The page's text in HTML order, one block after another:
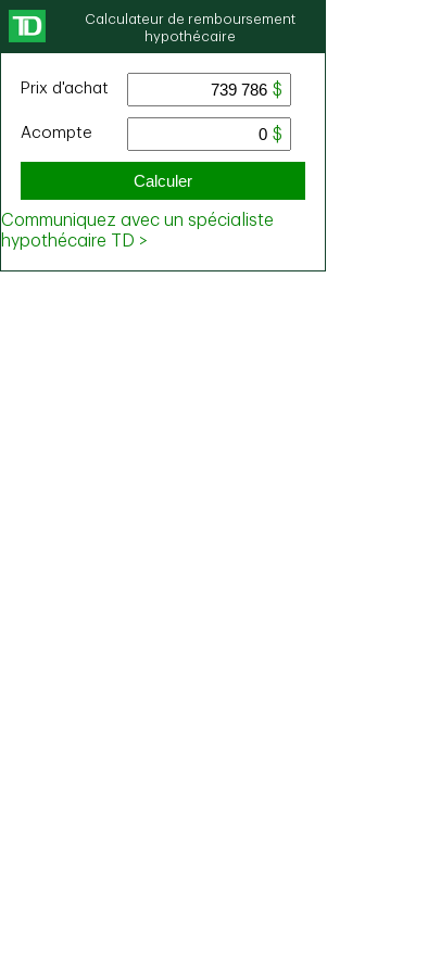
Calculateur de remboursement
hypothécaire
Prix ​​d'achat
Acompte
Calculer
Communiquez avec un spécialiste
hypothécaire TD >